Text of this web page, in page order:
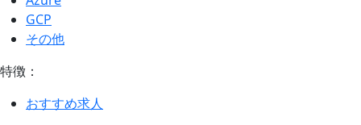
GCP
その他
特徴：
おすすめ求人